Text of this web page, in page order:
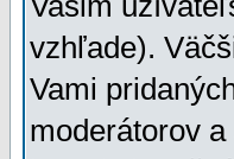
vzhľade).
Vami
moderátorov